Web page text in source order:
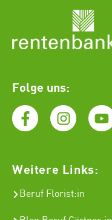
Folge uns:
Weitere Links:
Beruf Florist:in